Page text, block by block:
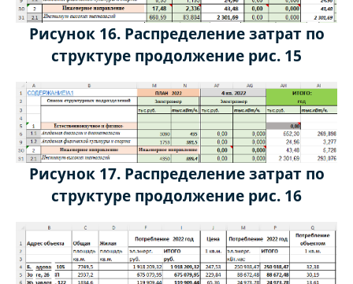
Рисунок 16. Распределение затрат по
структуре продолжение рис. 15
Рисунок 17. Распределение затрат по
структуре продолжение рис. 16